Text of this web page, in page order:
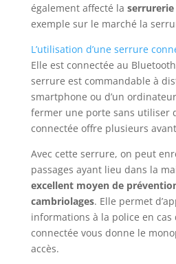
également affecté la serrurerie
exemple sur le marché la
L’utilisation d’une serrure
Elle est connectée au
serrure est commandable à
smartphone ou d’un
fermer une porte sans utiliser
connectée offre plusieurs
Avec cette serrure, on peut
passages ayant lieu dans la
excellent moyen de
cambriolages. Elle permet
informations à la police en cas
connectée vous donne le
accès.